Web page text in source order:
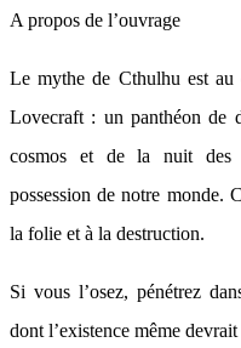
A propos de l’ouvrage
Le mythe de Cthulhu est
Lovecraft : un panthéon de
cosmos et de la nuit des
possession de notre monde.
la folie et à la destruction.
Si vous l’osez, pénétrez
dont l’existence même